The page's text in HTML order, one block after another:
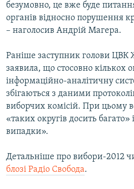
безумовно, це вже буде
органів відносно порушення
– наголосив Андрій Магера.
Раніше заступник голови
заявила, що стосовно кількох
інформаційно-аналітичну
збігаються з даними
виборчих комісій. При цьому
«таких округів досить багато»
випадки».
Детальніше про вибори-2012
блозі Радіо Свобода.